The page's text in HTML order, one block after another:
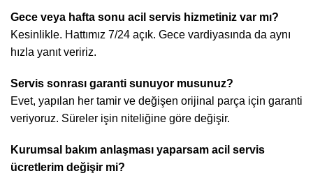
Gece veya hafta sonu acil servis hizmetiniz var mı?
Kesinlikle. Hattımız 7/24 açık. Gece vardiyasında da aynı
hızla yanıt veririz.
Servis sonrası garanti sunuyor musunuz?
Evet, yapılan her tamir ve değişen orijinal parça için garanti
veriyoruz. Süreler işin niteliğine göre değişir.
Kurumsal bakım anlaşması yaparsam acil servis
ücretlerim değişir mi?